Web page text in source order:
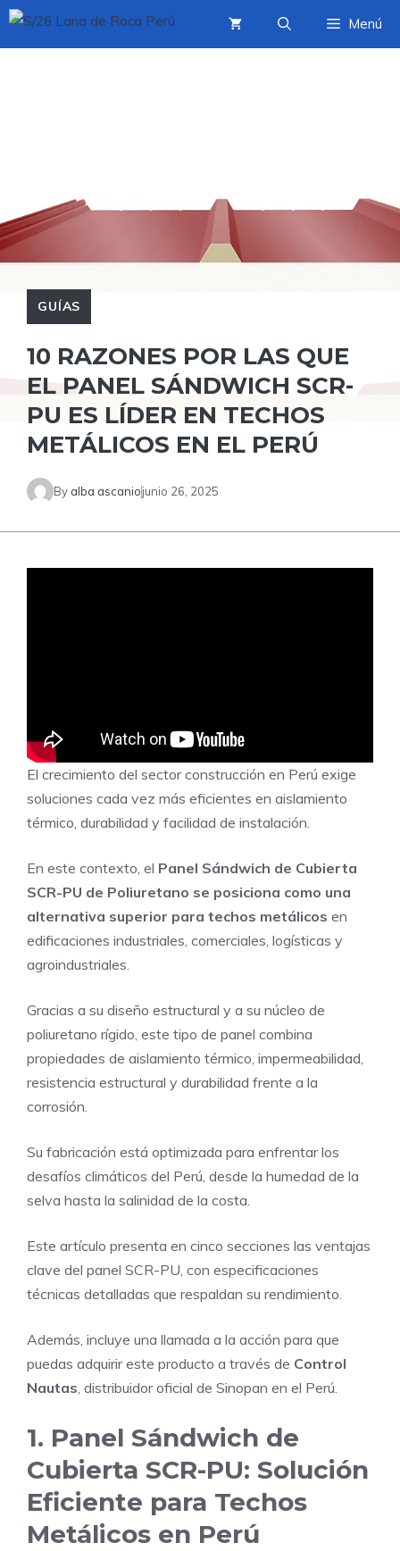
Saltar
Menú
GUÍAS
10 RAZONES POR LAS QUE
EL PANEL SÁNDWICH SCR-
PU ES LÍDER EN TECHOS
METÁLICOS EN EL PERÚ
By alba ascaniojunio 26, 2025
El crecimiento del sector construcción en Perú exige
soluciones cada vez más eficientes en aislamiento
térmico, durabilidad y facilidad de instalación.
En este contexto, el Panel Sándwich de Cubierta
SCR-PU de Poliuretano se posiciona como una
alternativa superior para techos metálicos en
edificaciones industriales, comerciales, logísticas y
agroindustriales.
Gracias a su diseño estructural y a su núcleo de
poliuretano rígido, este tipo de panel combina
propiedades de aislamiento térmico, impermeabilidad,
resistencia estructural y durabilidad frente a la
corrosión.
Su fabricación está optimizada para enfrentar los
desafíos climáticos del Perú, desde la humedad de la
selva hasta la salinidad de la costa.
Este artículo presenta en cinco secciones las ventajas
clave del panel SCR-PU, con especificaciones
técnicas detalladas que respaldan su rendimiento.
Además, incluye una llamada a la acción para que
puedas adquirir este producto a través de Control
Nautas, distribuidor oficial de Sinopan en el Perú.
1. Panel Sándwich de
Cubierta SCR-PU: Solución
Eficiente para Techos
Metálicos en Perú